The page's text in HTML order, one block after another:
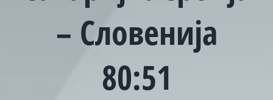
– Словенија
80:51